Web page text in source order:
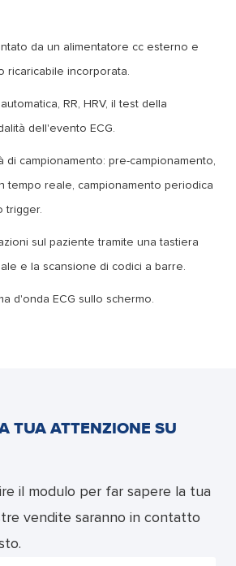
da un alimentatore cc esterno e
ricaricabile incorporata.
RR, HRV, il test della
dell'evento ECG.
di campionamento: pre-campionamento,
tempo reale, campionamento periodica
trigger.
sul paziente tramite una tastiera
e la scansione di codici a barre.
d'onda ECG sullo schermo.
TUA ATTENZIONE SU
il modulo per far sapere la tua
vendite saranno in contatto